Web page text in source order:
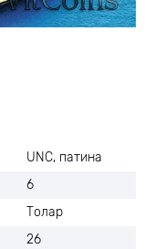
UNC, патина
6
Толар
26